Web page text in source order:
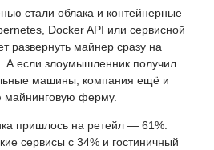
стали облака и контейнерные
Docker API или сервисной
развернуть майнер сразу на
А если злоумышленник получил
машины, компания ещё и
майнинговую ферму.
пришлось на ретейл — 61%.
сервисы с 34% и гостиничный